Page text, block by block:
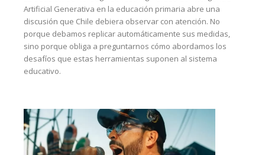
Artificial Generativa en la educación primaria abre una
discusión que Chile debiera observar con atención. No
porque debamos replicar automáticamente sus medidas,
sino porque obliga a preguntarnos cómo abordamos los
desafíos que estas herramientas suponen al sistema
educativo.